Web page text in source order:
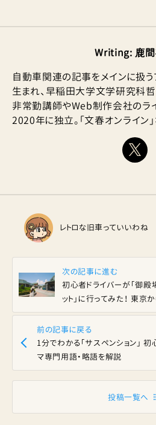
Writing: 鹿
自動車関連の記事をメインに扱う
生まれ、早稲田大学文学研究科
非常勤講師やWeb制作会社のラ
2020年に独立。「文春オンライン
レトロな旧車っていいわね
前の記事に戻る
1分でわかる「サスペンション」
マ専門用語・略語を解説
次の記事に進む
初心者ドライバーが「御殿
ット」に行ってみた！ 東京
投稿一覧へ